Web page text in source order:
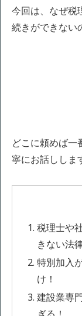
今回は、なぜ税
続きができない
どこに頼めば一
寧にお話ししま
税理士や
きない法
特別加入
け！
建設業専